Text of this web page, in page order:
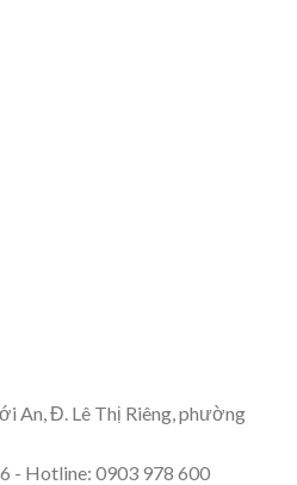
An, Đ. Lê Thị Riêng, phường
- Hotline: 0903 978 600